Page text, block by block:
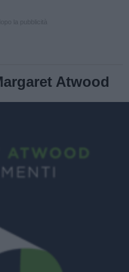
Atwood